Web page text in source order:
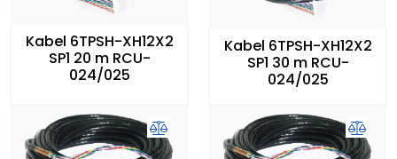
Kabel 6TPSH-XH12X2
SP1 20 m RCU-
024/025
Kabel 6TPSH-XH12X2
SP1 30 m RCU-
024/025